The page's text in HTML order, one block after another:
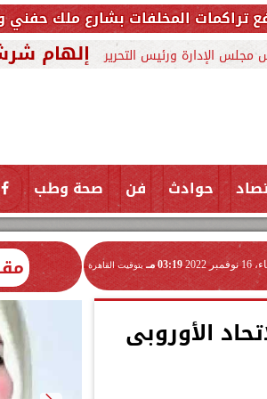
150 طنًا من المخلفات
مجلس الإدارة ورئيس التحرير إلهام
حوادث فن صحة وطب
2022 03:19 مـ بتوقيت القاهرة
الأوروبى